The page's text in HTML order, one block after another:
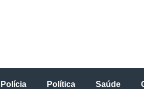
Polícia Política Saúde